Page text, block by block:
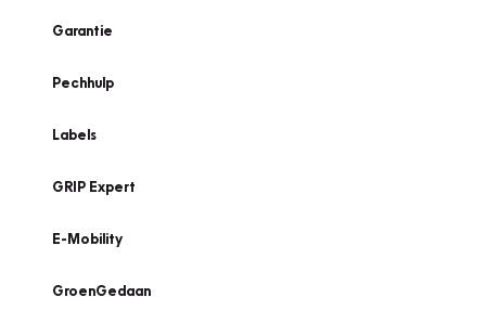
Garantie
Pechhulp
Labels
GRIP Expert
E-Mobility
GroenGedaan